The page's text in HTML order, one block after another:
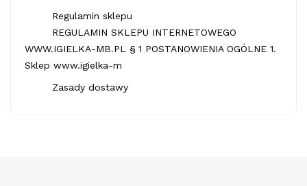
Regulamin sklepu
REGULAMIN SKLEPU INTERNETOWEGO
WWW.IGIELKA-MB.PL § 1 POSTANOWIENIA OGÓLNE 1.
Sklep www.igielka-m
Zasady dostawy